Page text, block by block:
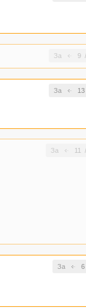
За 9/
За 13
За 11 /
За 6